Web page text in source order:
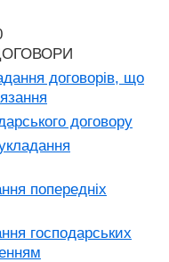
договорів, що
договору
попередніх
господарських